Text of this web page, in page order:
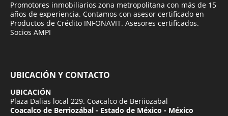
Promotores inmobiliarios zona metropolitana con más de 15
años de experiencia. Contamos con asesor certificado en
Productos de Crédito INFONAVIT. Asesores certificados.
Socios AMPI
UBICACIÓN Y CONTACTO
UBICACIÓN
Plaza Dalias local 229. Coacalco de Beriiozabal
Coacalco de Berriozábal - Estado de México - México